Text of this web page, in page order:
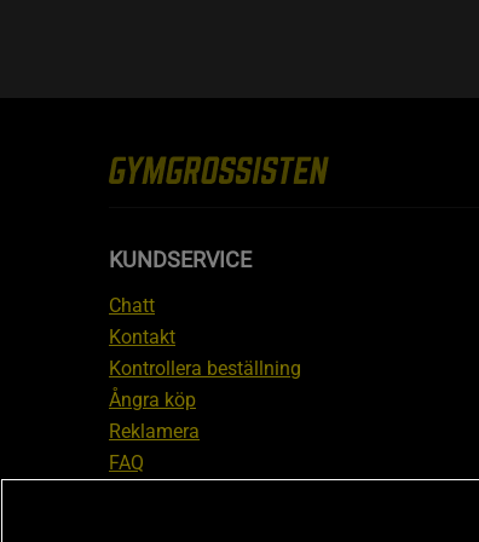
KUNDSERVICE
Chatt
Kontakt
Kontrollera beställning
Ångra köp
Reklamera
FAQ